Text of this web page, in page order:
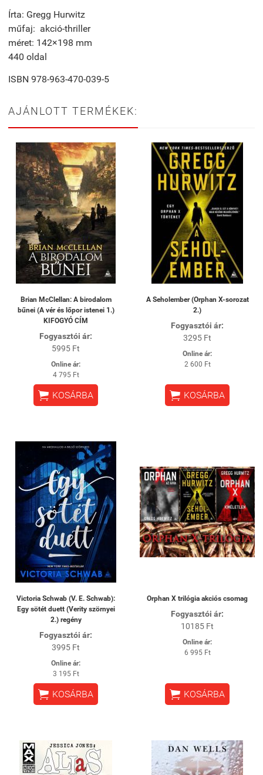
Írta: Gregg Hurwitz
műfaj: akció-thriller
méret: 142×198 mm
440 oldal
ISBN 978-963-470-039-5
AJÁNLOTT TERMÉKEK:
Brian McClellan: A birodalom
bűnei (A vér és lőpor istenei 1.)
KIFOGYÓ CÍM
Fogyasztói ár:
5995 Ft
Online ár:
4 795 Ft
 KOSÁRBA
A Seholember (Orphan X-sorozat
2.)
Fogyasztói ár:
3295 Ft
Online ár:
2 600 Ft
 KOSÁRBA
Victoria Schwab (V. E. Schwab):
Egy sötét duett (Verity szörnyei
2.) regény
Fogyasztói ár:
3995 Ft
Online ár:
3 195 Ft
 KOSÁRBA
Orphan X trilógia akciós csomag
Fogyasztói ár:
10185 Ft
Online ár:
6 995 Ft
 KOSÁRBA